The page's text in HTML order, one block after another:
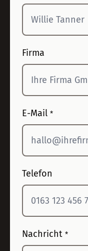
Firma
E-Mail *
Telefon
Nachricht *